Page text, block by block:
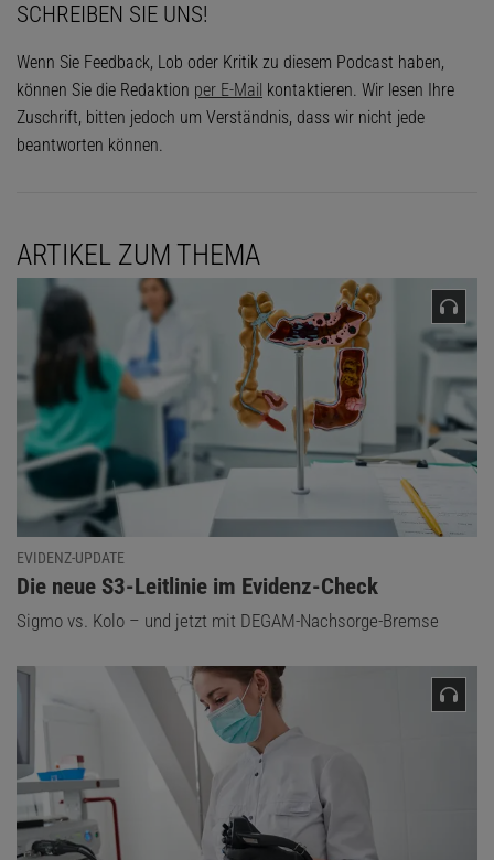
SCHREIBEN SIE UNS!
Wenn Sie Feedback, Lob oder Kritik zu diesem Podcast haben,
können Sie die Redaktion per E-Mail kontaktieren. Wir lesen Ihre
Zuschrift, bitten jedoch um Verständnis, dass wir nicht jede
beantworten können.
ARTIKEL ZUM THEMA
EVIDENZ-UPDATE
:
Die neue S3-Leitlinie im Evidenz-Check
Sigmo vs. Kolo – und jetzt mit DEGAM-Nachsorge-Bremse